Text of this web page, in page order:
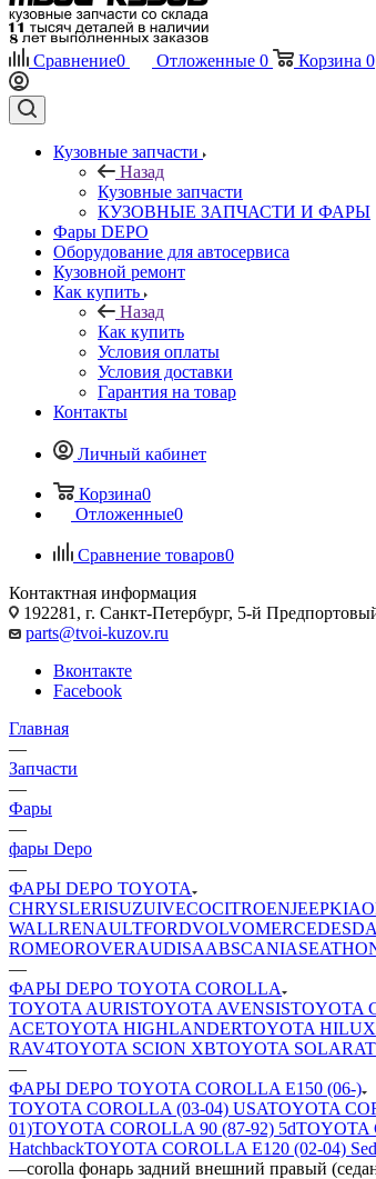
Сравнение0 Отложенные 0 Корзина 0
Кузовные запчасти
Назад
Кузовные запчасти
КУЗОВНЫЕ ЗАПЧАСТИ И ФАРЫ
Фары DEPO
Оборудование для автосервиса
Кузовной ремонт
Как купить
Назад
Как купить
Условия оплаты
Условия доставки
Гарантия на товар
Контакты
Личный кабинет
Корзина0
Отложенные0
Сравнение товаров0
Контактная информация
192281, г. Санкт-Петербург, 5-й
parts@tvoi-kuzov.ru
Вконтакте
Facebook
Главная
—
Запчасти
—
Фары
—
фары Depo
—
ФАРЫ DEPO TOYOTA
CHRYSLERISUZUIVECOCITROENJEEPKIA
WALLRENAULTFORDVOLVOMERCEDES
ROMEOROVERAUDISAABSCANIASEAT
—
ФАРЫ DEPO TOYOTA COROLLA
TOYOTA AURISTOYOTA AVENSISTOYOTA
ACETOYOTA HIGHLANDERTOYOTA HILUX
RAV4TOYOTA SCION XBTOYOTA SOLARA
—
ФАРЫ DEPO TOYOTA COROLLA E150 (06-)
TOYOTA COROLLA (03-04) USATOYOTA
01)TOYOTA COROLLA 90 (87-92) 5dTOYOTA
HatchbackTOYOTA COROLLA E120 (02-04)
—corolla фонарь задний внешний правый